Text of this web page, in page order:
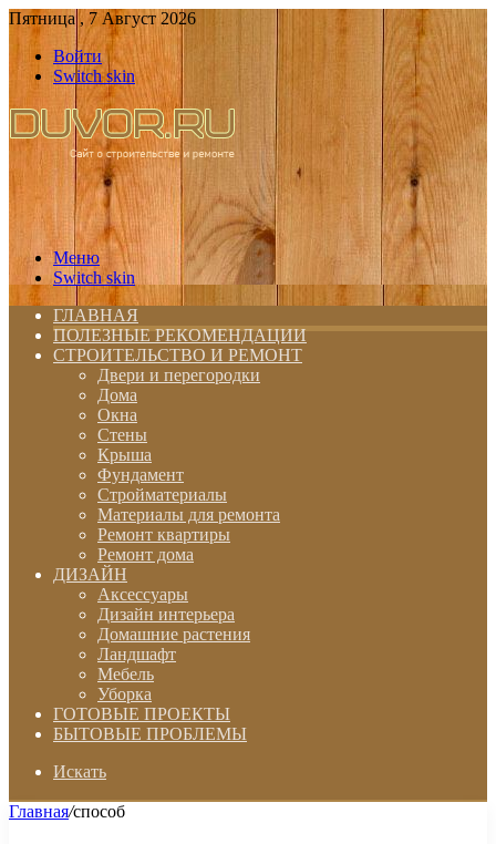
Пятница , 7 Август 2026
Войти
Switch skin
Меню
Switch skin
ГЛАВНАЯ
ПОЛЕЗНЫЕ РЕКОМЕНДАЦИИ
СТРОИТЕЛЬСТВО И РЕМОНТ
Двери и перегородки
Дома
Окна
Стены
Крыша
Фундамент
Стройматериалы
Материалы для ремонта
Ремонт квартиры
Ремонт дома
ДИЗАЙН
Аксессуары
Дизайн интерьера
Домашние растения
Ландшафт
Мебель
Уборка
ГОТОВЫЕ ПРОЕКТЫ
БЫТОВЫЕ ПРОБЛЕМЫ
Искать
Главная/способ